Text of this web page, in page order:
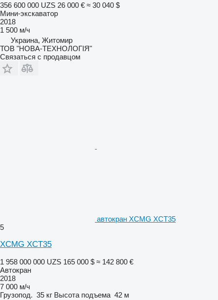
356 600 000 UZS 26 000 € ≈ 30 040 $
Мини-экскаватор
2018
1 500 м/ч
Украина, Житомир
ТОВ "НОВА-ТЕХНОЛОГІЯ"
Связаться с продавцом
автокран XCMG XCT35
5
XCMG XCT35
1 958 000 000 UZS 165 000 $ ≈ 142 800 €
Автокран
2018
7 000 м/ч
Грузопод. 35 кг Высота подъема 42 м